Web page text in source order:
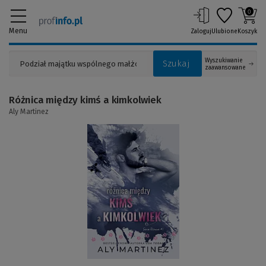
Menu
Szukaj
Wyszukiwanie
zaawansowane
ZalogujUlubione
0
Koszyk
Różnica między kimś a kimkolwiek
Aly Martinez